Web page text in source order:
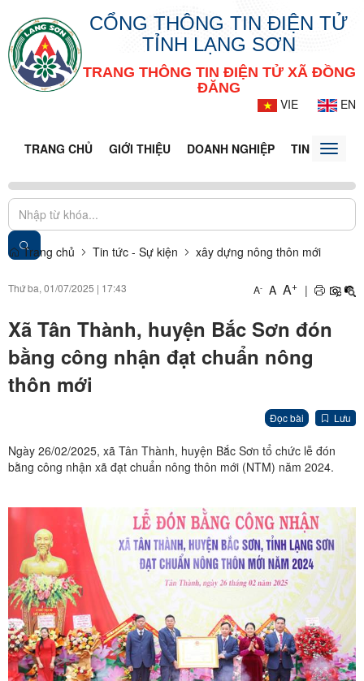
CỔNG THÔNG TIN ĐIỆN TỬ
TỈNH LẠNG SƠN
TRANG THÔNG TIN ĐIỆN TỬ XÃ ĐỒNG
ĐĂNG
VIE
EN
TRANG CHỦ GIỚI THIỆU DOANH NGHIỆP TIN TỨC -
Toggle
Trang chủ Tin tức - Sự kiện xây dựng nông thôn mới
Thứ ba, 01/07/2025 | 17:43 A- A A+ |
Xã Tân Thành, huyện Bắc Sơn đón
bằng công nhận đạt chuẩn nông
thôn mới
Đọc bài Lưu
Ngày 26/02/2025, xã Tân Thành, huyện Bắc Sơn tổ chức lễ đón
bằng công nhận xã đạt chuẩn nông thôn mới (NTM) năm 2024.